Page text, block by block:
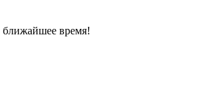
ближайшее время!